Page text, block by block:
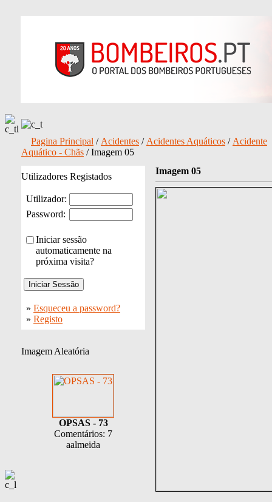
Pagina Principal / Acidentes / Acidentes Aquáticos / Acidente
Aquático - Chãs / Imagem 05
Utilizadores Registados
Utilizador:
Password:
Iniciar sessão
automaticamente na
próxima visita?
» Esqueceu a password?
» Registo
Imagem Aleatória
OPSAS - 73
Comentários: 7
aalmeida
Imagem 05